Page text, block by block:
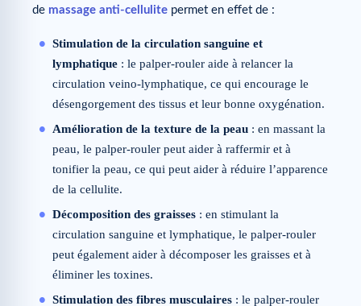
de massage anti-cellulite permet en effet de :
Stimulation de la circulation sanguine et
lymphatique : le palper-rouler aide à relancer la
circulation veino-lymphatique, ce qui encourage le
désengorgement des tissus et leur bonne oxygénation.
Amélioration de la texture de la peau : en massant la
peau, le palper-rouler peut aider à raffermir et à
tonifier la peau, ce qui peut aider à réduire l’apparence
de la cellulite.
Décomposition des graisses : en stimulant la
circulation sanguine et lymphatique, le palper-rouler
peut également aider à décomposer les graisses et à
éliminer les toxines.
Stimulation des fibres musculaires : le palper-rouler